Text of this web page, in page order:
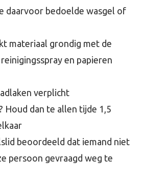
daarvoor bedoelde wasgel of
materiaal grondig met de
en papieren
verplicht
Houd dan te allen tijde 1,5
beoordeeld dat iemand niet
persoon gevraagd weg te